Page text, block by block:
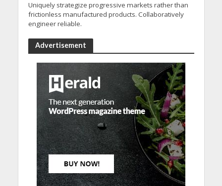
Uniquely strategize progressive markets rather than
frictionless manufactured products. Collaboratively
engineer reliable.
Advertisement